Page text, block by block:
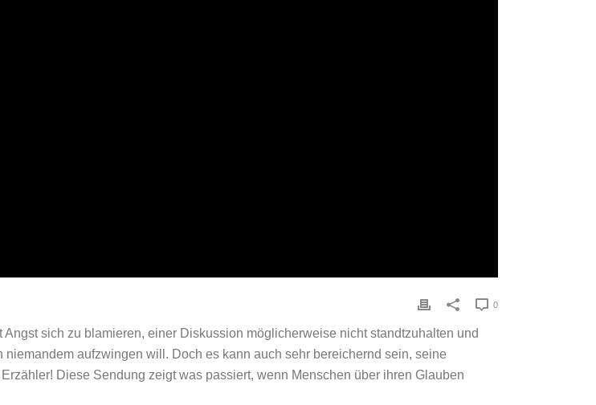
0
sich zu blamieren, einer Diskussion möglicherweise nicht standtzuhalten und
aufzwingen will. Doch es kann auch sehr bereichernd sein, seine
Diese Sendung zeigt was passiert, wenn Menschen über ihren Glauben